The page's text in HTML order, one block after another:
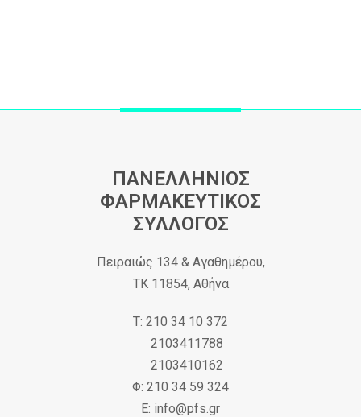
ΠΑΝΕΛΛΗΝΙΟΣ
ΦΑΡΜΑΚΕΥΤΙΚΟΣ
ΣΥΛΛΟΓΟΣ
Πειραιώς 134 & Αγαθημέρου,
ΤΚ 11854, Αθήνα
Τ: 210 34 10 372
2103411788
2103410162
Φ: 210 34 59 324
Ε: info@pfs.gr